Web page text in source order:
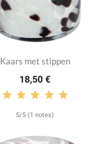
Kaars met stippen
18,50 €
5/5 (1 notes)